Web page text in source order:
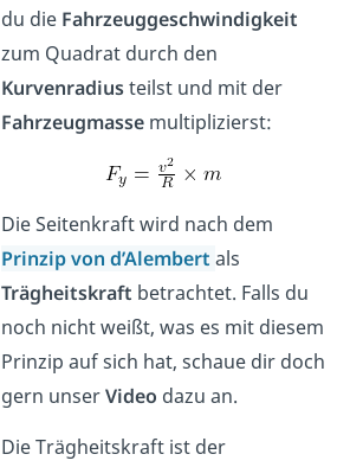
du die Fahrzeuggeschwindigkeit
zum Quadrat durch den
Kurvenradiusteilst und mit der
Fahrzeugmassemultiplizierst:
Die Seitenkraft wird nach dem
Prinzip von d’Alembert als
Trägheitskraft betrachtet. Falls du
noch nicht weißt, was es mit diesem
Prinzip auf sich hat, schaue dir doch
gern unserVideo dazu an.
Die Trägheitskraft ist der